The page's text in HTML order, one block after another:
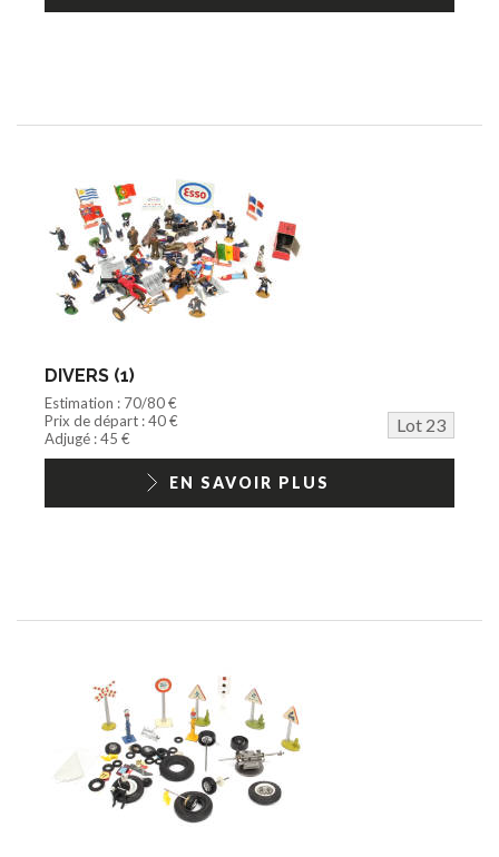
DIVERS (1)
Estimation : 70/80 €
Prix de départ : 40 €
Lot 23
Adjugé : 45 €
EN SAVOIR PLUS